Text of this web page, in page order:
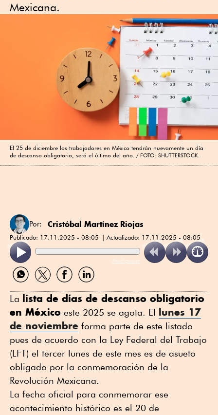
Mexicana.
El 25 de diciembre los trabajadores en México tendrán nuevamente un día
de descanso obligatorio, será el último del año.
FOTO: SHUTTERSTOCK.
Por: Cristóbal Martínez Riojas
Publicado: 17.11.2025 - 08:05 Actualizado: 17.11.2025 - 08:05
ReadSpeaker
Compartir
por
Compartir
por
Compartir
por
Compartir
por
La lista de días de descanso obligatorio
en México este 2025 se agota. El lunes 17
de noviembre forma parte de este listado
pues de acuerdo con la Ley Federal del Trabajo
(LFT) el tercer lunes de este mes es de asueto
obligado por la conmemoración de la
Revolución Mexicana.
La fecha oficial para conmemorar ese
acontecimiento histórico es el 20 de